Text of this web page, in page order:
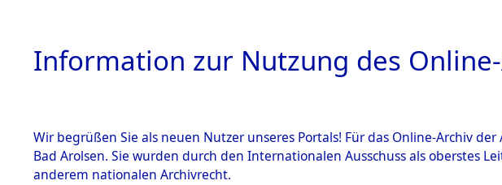
HOME BESTANDSBESCHREIBUNG
Information zur Nutzung des
Wir begrüßen Sie als neuen Nutzer unseres Portals! Für das Online-Archiv
Bad Arolsen. Sie wurden durch den Internationalen Ausschuss als oberstes
anderem nationalen Archivrecht.